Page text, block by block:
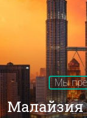
Мы